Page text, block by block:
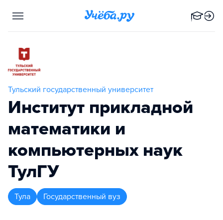
Тульский государственный университет
Институт прикладной
математики и
компьютерных наук
ТулГУ
Тула Государственный вуз